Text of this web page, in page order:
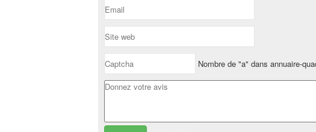
Nombre de "a" dans annuaire-